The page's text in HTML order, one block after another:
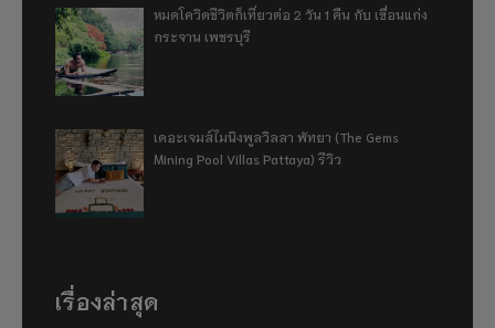
หมดโควิดชีวิตก็เที่ยวต่อ 2 วัน 1 คืน กับ เขื่อนแก่ง
กระจาน เพชรบุรี
เดอะเจมส์ไมนิงพูลวิลลา พัทยา (The Gems
Mining Pool Villas Pattaya) รีวิว
เรื่องล่าสุด